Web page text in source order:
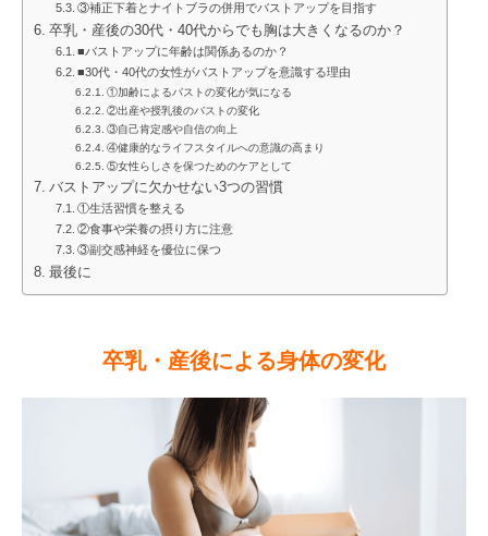
③補正下着とナイトブラの併用でバストアップを目指す
卒乳・産後の30代・40代からでも胸は大きくなるのか？
■バストアップに年齢は関係あるのか？
■30代・40代の女性がバストアップを意識する理由
①加齢によるバストの変化が気になる
②出産や授乳後のバストの変化
③自己肯定感や自信の向上
④健康的なライフスタイルへの意識の高まり
⑤女性らしさを保つためのケアとして
バストアップに欠かせない3つの習慣
①生活習慣を整える
②食事や栄養の摂り方に注意
③副交感神経を優位に保つ
最後に
卒乳・産後による身体の変化